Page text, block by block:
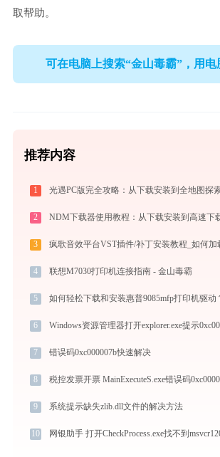
取帮助。
可在电脑上搜索“金山毒霸”，用电
推荐内容
1
2 NDM下载器使用教程：从下载安装到高速下
3 疯歌音效平台VST插件/补丁安装教程_如何加
4 联想M7030打印机连接指南 - 金山毒霸
5
6
7 错误码0xc000007b快速解决
8 税控发票开票 MainExecuteS.exe错误码
9 系统提示缺失zlib.dll文件的解决方法
10 网银助手 打开CheckProcess.exe找不到